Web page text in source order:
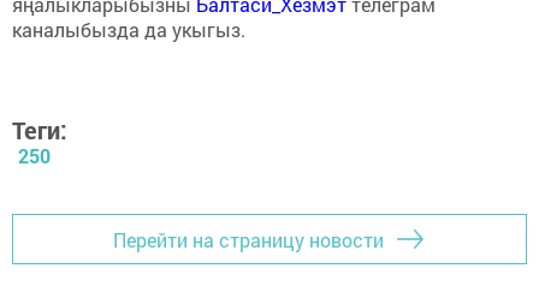
каналыбызда да укыгыз.
Теги:
250
Перейти на страницу новости